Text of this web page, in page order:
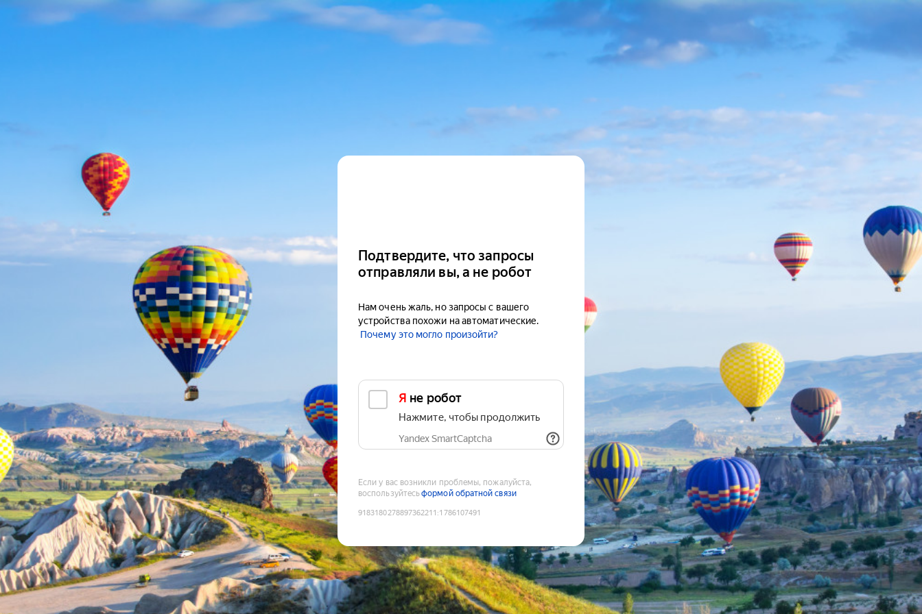
Подтвердите, что запросы
отправляли вы, а не робот
Нам очень жаль, но запросы с вашего
устройства похожи на автоматические.
Почему это могло произойти?
Я не робот
Нажмите, чтобы продолжить
Yandex SmartCaptcha
Если у вас возникли проблемы, пожалуйста,
воспользуйтесьформой обратной связи
9183180278897362211 :1786107491